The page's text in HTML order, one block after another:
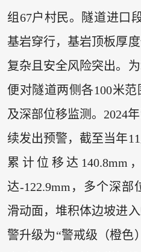
组67户村民。隧道进口
基岩穿行，基岩顶板厚
复杂且安全风险突出。
便对隧道两侧各100米
及深部位移监测。2024
续发出预警，截至当年
累计位移达140.8mm
达-122.9mm，多个深
滑动面，堆积体边坡进
警升级为“警戒级（橙色